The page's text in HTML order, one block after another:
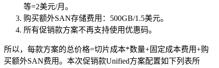
等=2美元/月。
购买额外SAN存储费用：500GB/1.5美元。
所有促销款方案不再支持使用优惠码。
所以，每款方案的总价格=切片成本*数量+固定成本费用+购
买额外SAN费用。本次促销款Unified方案配置如下列表所